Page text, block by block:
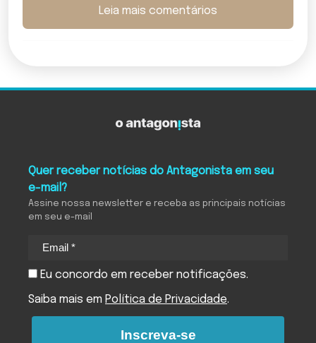
Leia mais comentários
Quer receber notícias do Antagonista em seu
e-mail?
Assine nossa newsletter e receba as principais notícias
em seu e-mail
Eu concordo em receber notificações.
Saiba mais em Política de Privacidade.
Inscreva-se